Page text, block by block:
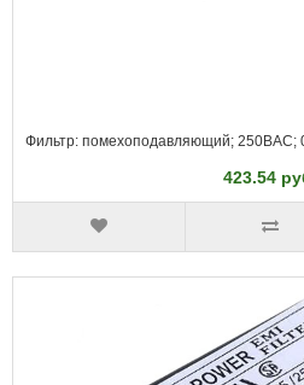
Фильтр: помехоподавляющий; 250ВAC;
423.54